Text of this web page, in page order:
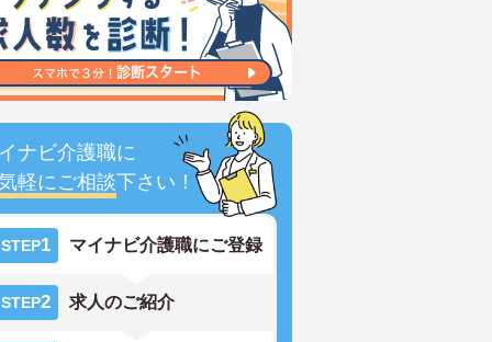
ナビ介護職に
軽にご相談下さい！
STEP1 マイナビ介護職にご登録
STEP2 求人のご紹介